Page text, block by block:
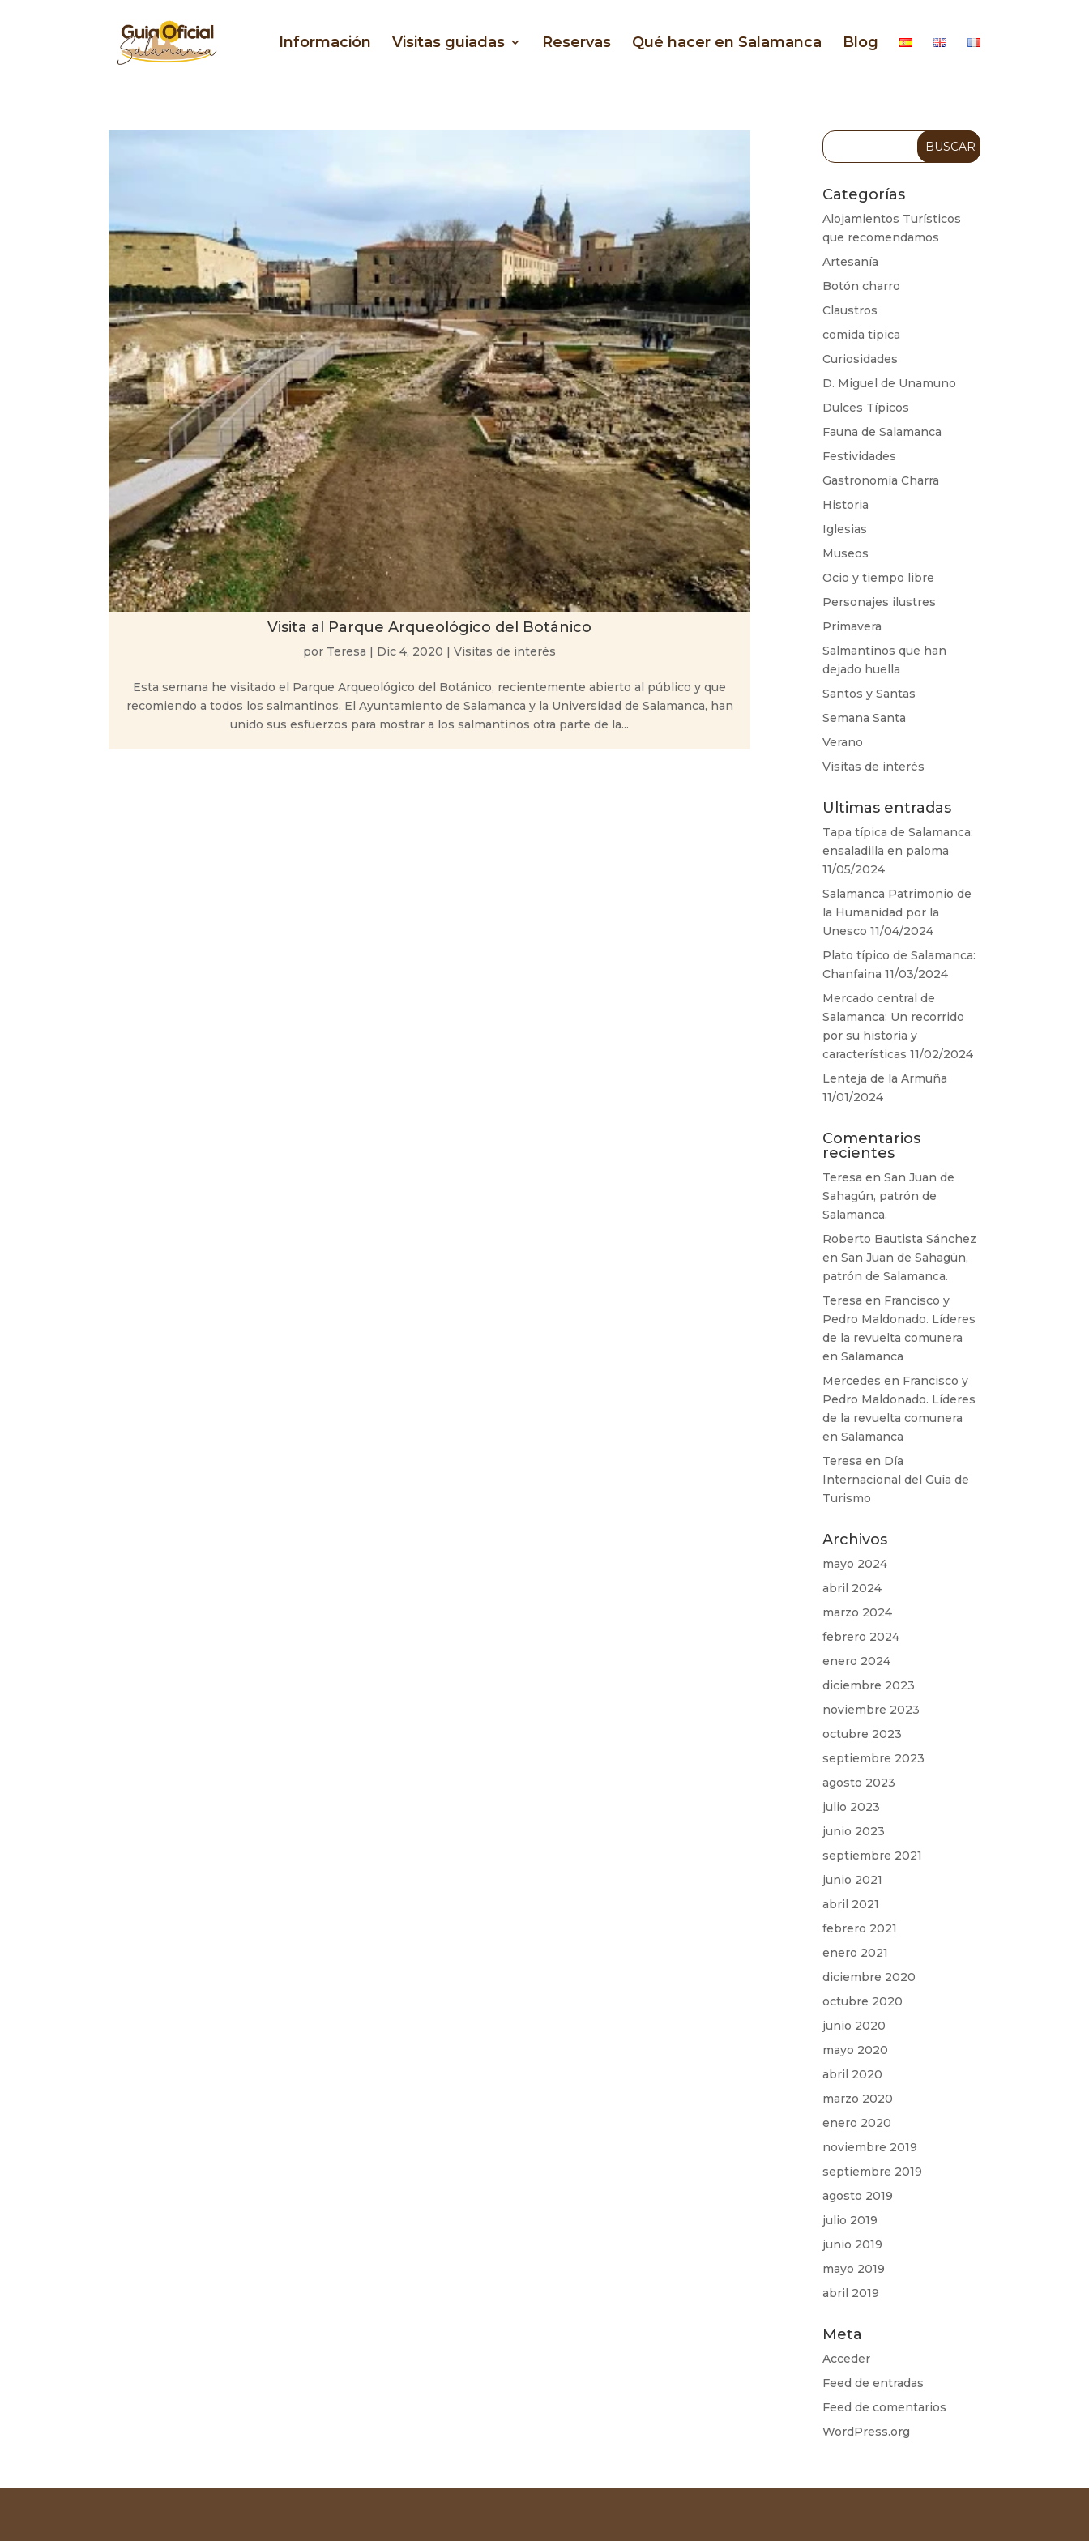
Información Visitas guiadas Reservas Qué hacer en Salamanca Blog
Visita al Parque Arqueológico del Botánico
por Teresa | Dic 4, 2020 |Visitas de interés
Esta semana he visitado el Parque Arqueológico del Botánico, recientemente abierto al público y que
recomiendo a todos los salmantinos. El Ayuntamiento de Salamanca y la Universidad de Salamanca, han
unido sus esfuerzos para mostrar a los salmantinos otra parte de la...
Categorías
Alojamientos Turísticos
que recomendamos
Artesanía
Botón charro
Claustros
comida tipica
Curiosidades
D. Miguel de Unamuno
Dulces Típicos
Fauna de Salamanca
Festividades
Gastronomía Charra
Historia
Iglesias
Museos
Ocio y tiempo libre
Personajes ilustres
Primavera
Salmantinos que han
dejado huella
Santos y Santas
Semana Santa
Verano
Visitas de interés
Ultimas entradas
Tapa típica de Salamanca:
ensaladilla en paloma
11/05/2024
Salamanca Patrimonio de
la Humanidad por la
Unesco 11/04/2024
Plato típico de Salamanca:
Chanfaina 11/03/2024
Mercado central de
Salamanca: Un recorrido
por su historia y
características 11/02/2024
Lenteja de la Armuña
11/01/2024
Comentarios
recientes
Teresa enSan Juan de
Sahagún, patrón de
Salamanca.
Roberto Bautista Sánchez
enSan Juan de Sahagún,
patrón de Salamanca.
Teresa en Francisco y
Pedro Maldonado. Líderes
de la revuelta comunera
en Salamanca
Mercedes en Francisco y
Pedro Maldonado. Líderes
de la revuelta comunera
en Salamanca
Teresa en Día
Internacional del Guía de
Turismo
Archivos
mayo 2024
abril 2024
marzo 2024
febrero 2024
enero 2024
diciembre 2023
noviembre 2023
octubre 2023
septiembre 2023
agosto 2023
julio 2023
junio 2023
septiembre 2021
junio 2021
abril 2021
febrero 2021
enero 2021
diciembre 2020
octubre 2020
junio 2020
mayo 2020
abril 2020
marzo 2020
enero 2020
noviembre 2019
septiembre 2019
agosto 2019
julio 2019
junio 2019
mayo 2019
abril 2019
Meta
Acceder
Feed de entradas
Feed de comentarios
WordPress.org